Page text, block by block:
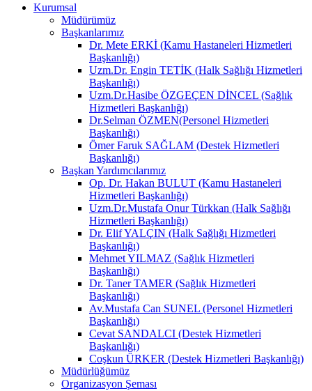
Kurumsal
Müdürümüz
Başkanlarımız
Dr. Mete ERKİ (Kamu Hastaneleri Hizmetleri
Başkanlığı)
Uzm.Dr. Engin TETİK (Halk Sağlığı Hizmetleri
Başkanlığı)
Uzm.Dr.Hasibe ÖZGEÇEN DİNCEL (Sağlık
Hizmetleri Başkanlığı)
Dr.Selman ÖZMEN(Personel Hizmetleri
Başkanlığı)
Ömer Faruk SAĞLAM (Destek Hizmetleri
Başkanlığı)
Başkan Yardımcılarımız
Op. Dr. Hakan BULUT (Kamu Hastaneleri
Hizmetleri Başkanlığı)
Uzm.Dr.Mustafa Onur Türkkan (Halk Sağlığı
Hizmetleri Başkanlığı)
Dr. Elif YALÇIN (Halk Sağlığı Hizmetleri
Başkanlığı)
Mehmet YILMAZ (Sağlık Hizmetleri
Başkanlığı)
Dr. Taner TAMER (Sağlık Hizmetleri
Başkanlığı)
Av.Mustafa Can SUNEL (Personel Hizmetleri
Başkanlığı)
Cevat SANDALCI (Destek Hizmetleri
Başkanlığı)
Coşkun ÜRKER (Destek Hizmetleri Başkanlığı)
Müdürlüğümüz
Organizasyon Şeması